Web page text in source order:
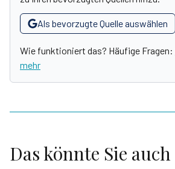
Als bevorzugte Quelle auswählen
Wie funktioniert das? Häufige Fragen:
mehr
Das könnte Sie auch